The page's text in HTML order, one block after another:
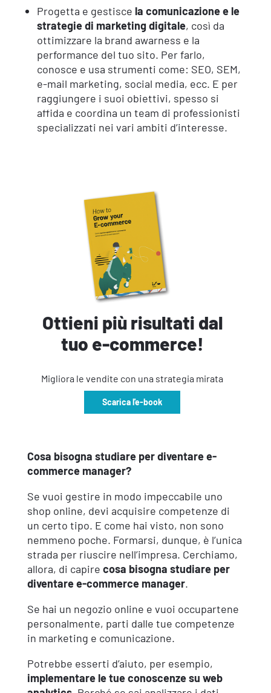
Progetta e gestisce la comunicazione e le
strategie di marketingdigitale, così da
ottimizzare la brand awarness e la
performance del tuo sito. Per farlo,
conosce e usa strumenti come: SEO, SEM,
e-mail marketing, social media, ecc. E per
raggiungere i suoi obiettivi, spesso si
affida e coordina un team di professionisti
specializzati nei vari ambiti d’interesse.
Ottieni più risultati dal
tuo e-commerce!
Migliora le vendite con una strategia mirata
Scarica l'e-book
Cosa bisogna studiare per diventare e-
commerce manager?
Se vuoi gestire in modo impeccabile uno
shop online, devi acquisire competenze di
un certo tipo. E come hai visto, non sono
nemmeno poche. Formarsi, dunque, è l’unica
strada per riuscire nell’impresa. Cerchiamo,
allora, di capire cosa bisogna studiare per
diventare e-commerce manager.
Se hai un negozio online e vuoi occupartene
personalmente, parti dalle tue competenze
in marketing e comunicazione.
Potrebbe esserti d’aiuto, per esempio,
implementare le tue conoscenzesu web